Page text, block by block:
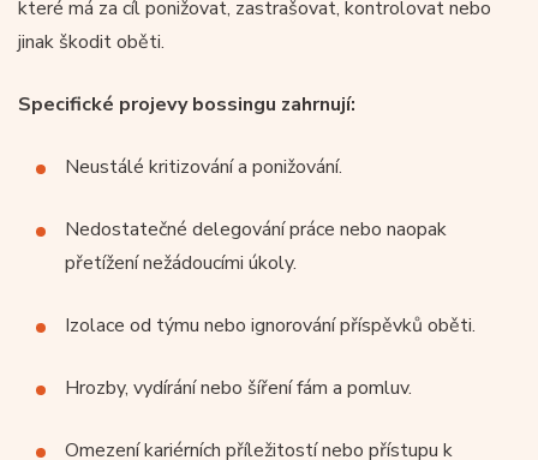
které má za cíl ponižovat, zastrašovat, kontrolovat nebo
jinak škodit oběti.
Specifické projevy bossingu zahrnují:
Neustálé kritizování a ponižování.
Nedostatečné delegování práce nebo naopak
přetížení nežádoucími úkoly.
Izolace od týmu nebo ignorování příspěvků oběti.
Hrozby, vydírání nebo šíření fám a pomluv.
Omezení kariérních příležitostí nebo přístupu k